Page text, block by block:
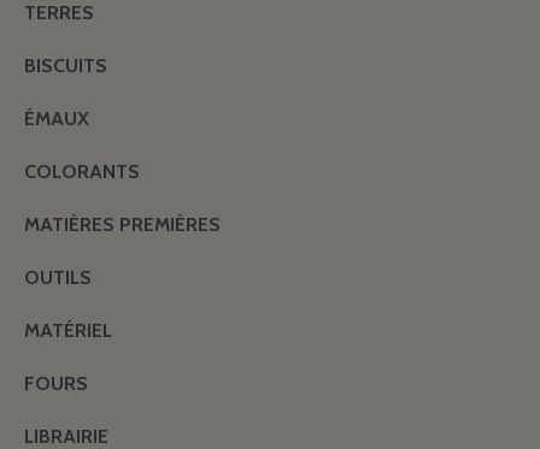
TERRES
BISCUITS
ÉMAUX
COLORANTS
MATIÈRES PREMIÈRES
OUTILS
MATÉRIEL
FOURS
LIBRAIRIE